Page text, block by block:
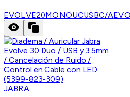
EVOLVE20MONOUCUSBC/A
JABRA